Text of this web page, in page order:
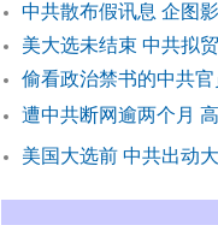
中共散布假讯息 企图
美大选未结束 中共拟
偷看政治禁书的中共
遭中共断网逾两个月
美国大选前 中共出动